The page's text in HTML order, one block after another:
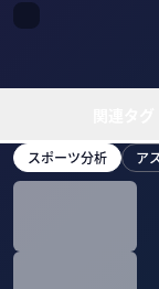
スポーツ分析 ア